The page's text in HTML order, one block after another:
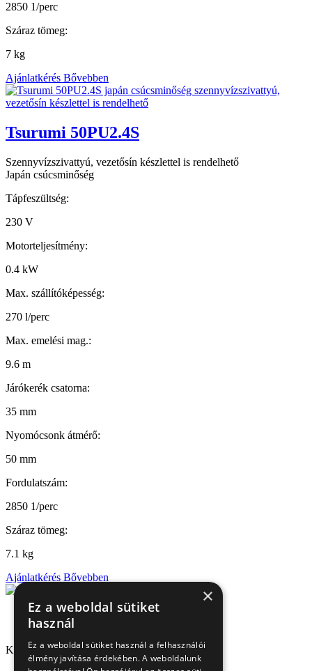
2850 1/perc
Száraz tömeg:
7 kg
Ajánlatkérés Bővebben
Tsurumi 50PU2.4S
Szennyvízszivattyú, vezetősín készlettel is rendelhető
Japán csúcsminőség
Tápfeszültség:
230 V
Motorteljesítmény:
0.4 kW
Max. szállítóképesség:
270 l/perc
Max. emelési mag.:
9.6 m
Járókerék csatorna:
35 mm
Nyomócsonk átmérő:
50 mm
Fordulatszám:
2850 1/perc
Száraz tömeg:
7.1 kg
Ajánlatkérés Bővebben
Kapcsolat
×
Ez a weboldal sütiket
használ
Ez a weboldal sütiket használ a felhasználói
élmény javítása érdekében. A weboldalunk